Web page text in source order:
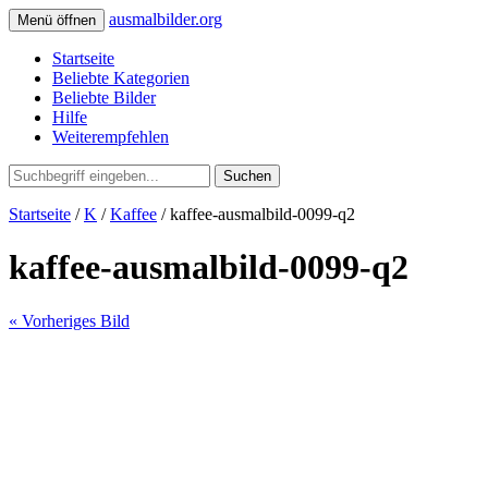
Menü öffnen ausmalbilder.org
Startseite
Beliebte Kategorien
Beliebte Bilder
Hilfe
Weiterempfehlen
Suchen
Startseite /K /Kaffee / kaffee-ausmalbild-0099-q2
kaffee-ausmalbild-0099-q2
« Vorheriges Bild